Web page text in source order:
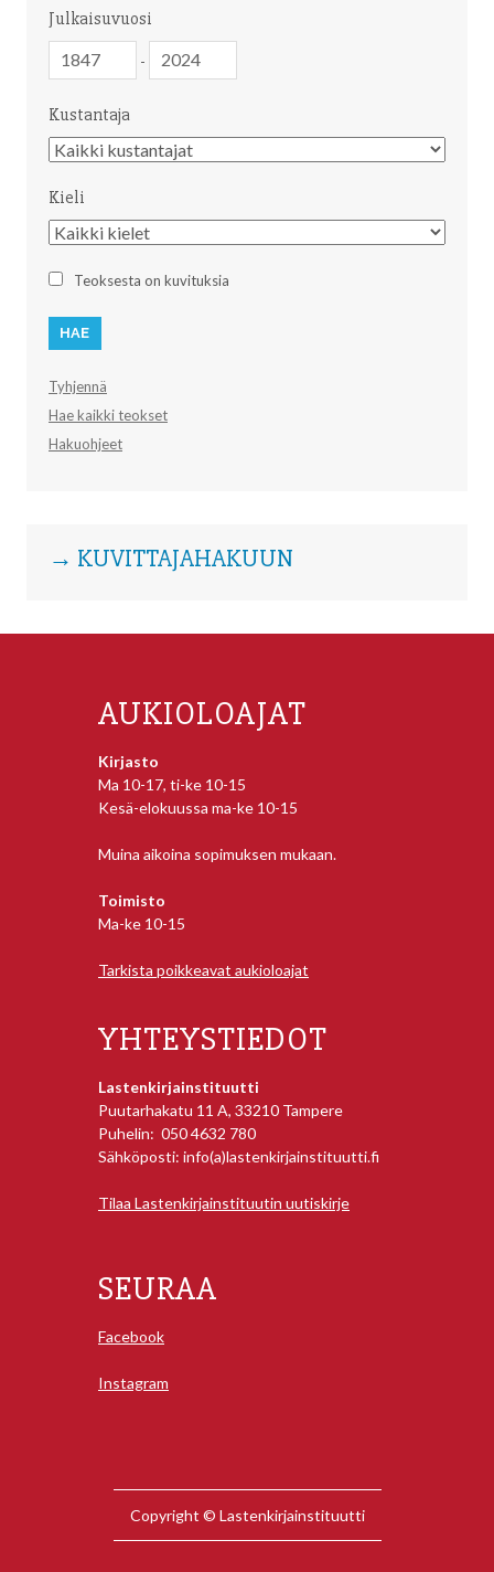
Julkaisuvuosi
-
Kustantaja
Kustantaja
Kieli
Kieli
Teoksesta on kuvituksia
Tyhjennä
Hae kaikki teokset
Hakuohjeet
→ KUVITTAJAHAKUUN
AUKIOLOAJAT
Kirjasto
Ma 10-17, ti-ke 10-15
Kesä-elokuussa ma-ke 10-15
Muina aikoina sopimuksen mukaan.
Toimisto
Ma-ke 10-15
Tarkista poikkeavat aukioloajat
YHTEYSTIEDOT
Lastenkirjainstituutti
Puutarhakatu 11 A, 33210 Tampere
Puhelin: 050 4632 780
Sähköposti: info(a)lastenkirjainstituutti.fi
Tilaa Lastenkirjainstituutin uutiskirje
SEURAA
Facebook
Instagram
Copyright © Lastenkirjainstituutti